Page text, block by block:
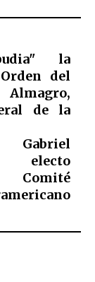
la
del
Almagro,
de la
electo
Comité